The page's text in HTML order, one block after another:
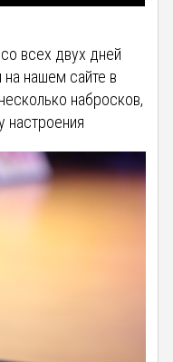
всех двух дней
нашем сайте в
набросков,
настроения